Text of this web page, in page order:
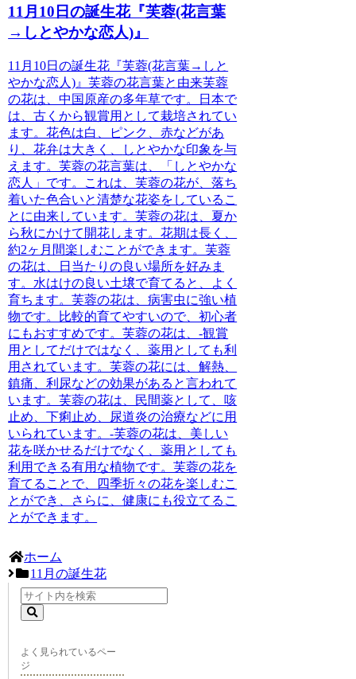
11月10日の誕生花『芙蓉(花言葉
→しとやかな恋人)』
11月10日の誕生花『芙蓉(花言葉→しと
やかな恋人)』芙蓉の花言葉と由来芙蓉
の花は、中国原産の多年草です。日本で
は、古くから観賞用として栽培されてい
ます。花色は白、ピンク、赤などがあ
り、花弁は大きく、
しとやかな印象を与
えます。芙蓉の花言葉は、「しとやかな
恋人」です。これは、芙蓉の花が、落ち
着いた色合いと清楚な花姿をしているこ
とに由来しています。芙蓉の花は、夏か
ら秋にかけて開花します。花期は長く、
約2ヶ月間楽しむことができます。芙蓉
の花は、日当たりの良い場所を好みま
す。水はけの良い土壌で育てると、よく
育ちます。芙蓉の花は、病害虫に強い植
物です。比較的育てやすいので、初心者
にもおすすめです。芙蓉の花は、-観賞
用としてだけではなく、薬用としても利
用されています。芙蓉の花には、解熱、
鎮痛、利尿などの効果があると言われて
います。芙蓉の花は、民間薬として、咳
止め、下痢止め、尿道炎の治療などに用
いられています。-芙蓉の花は、美しい
花を咲かせるだけでなく、薬用としても
利用できる有用な植物です。芙蓉の花を
育てることで、四季折々の花を楽しむこ
とができ、さらに、健康にも役立てるこ
とができます。
ホーム
11月の誕生花
よく見られているペー
ジ